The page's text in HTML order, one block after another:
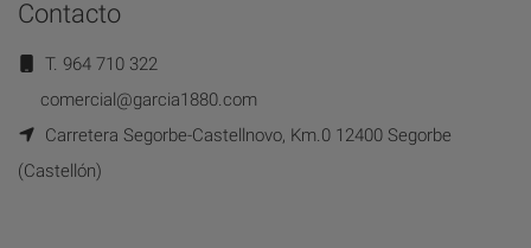
Contacto
T. 964 710 322
comercial@garcia1880.com
Carretera Segorbe-Castellnovo, Km.0 12400 Segorbe
(Castellón)